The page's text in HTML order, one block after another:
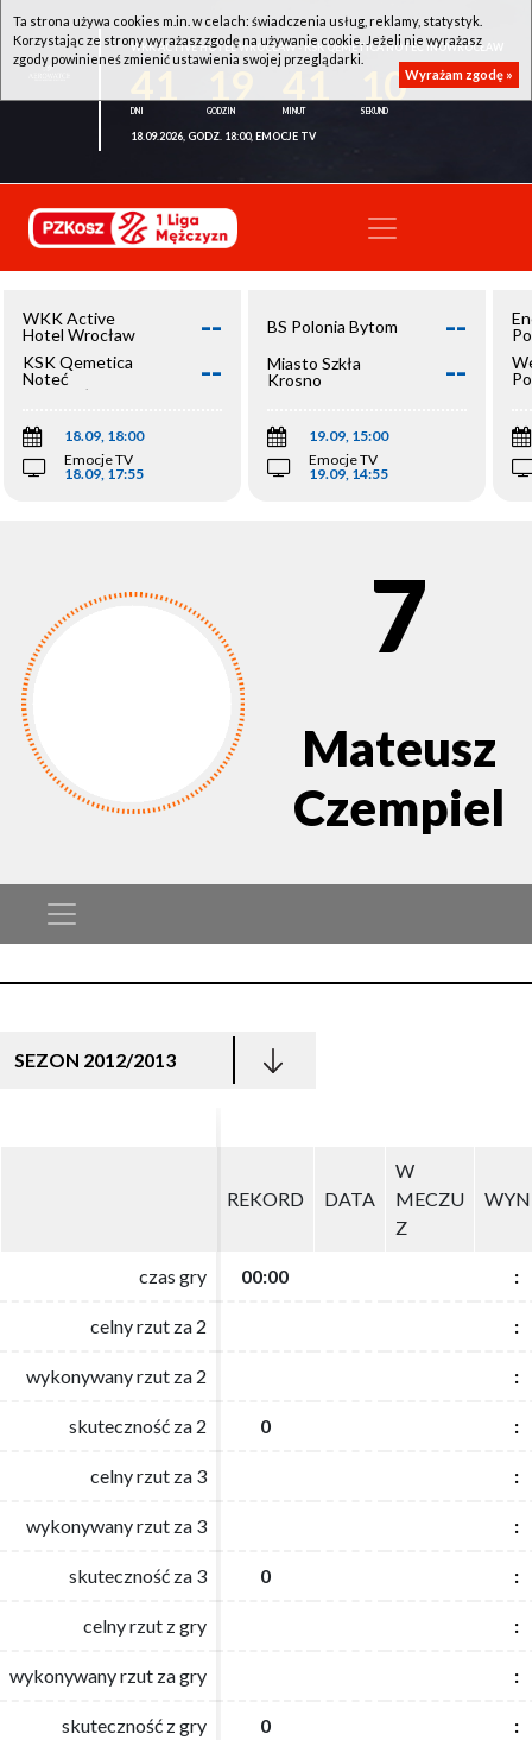
WKK ACTIVE HOTEL WROCŁAW - KSK QEMETICA NOTEĆ INOWROCŁAW
10
18.09.2026, GODZ. 18:00, EMOCJE TV
WKK Active
Hotel Wrocław
--
KSK Qemetica
Noteć
Inowrocław
--
18.09, 18:00
Emocje TV
18.09, 17:55
BS Polonia Bytom --
Miasto Szkła
Krosno
--
19.09, 15:00
Emocje TV
19.09, 14:55
7
Mateusz
Czempiel
SEZON 2012/2013
REKORD DATA
W
MECZU
Z
czas gry 00:00 :
celny rzut za 2 :
wykonywany rzut za 2 :
skuteczność za 2 0 :
celny rzut za 3 :
wykonywany rzut za 3 :
skuteczność za 3 0 :
celny rzut z gry :
wykonywany rzut za gry :
skuteczność z gry 0 :
REKORD DATA
W
MECZU
Z
czas gry 00:00 :
celny rzut za 2 :
wykonywany rzut za 2 :
skuteczność za 2 0 :
celny rzut za 3 :
wykonywany rzut za 3 :
skuteczność za 3 0 :
celny rzut z gry :
wykonywany rzut za gry :
skuteczność z gry 0 :
Ta strona używa cookies m.in. w celach: świadczenia usług, reklamy, statystyk.
Korzystając ze strony wyrażasz zgodę na używanie cookie. Jeżeli nie wyrażasz
zgody powinieneś zmienić ustawienia swojej przeglądarki.
Wyrażam zgodę »